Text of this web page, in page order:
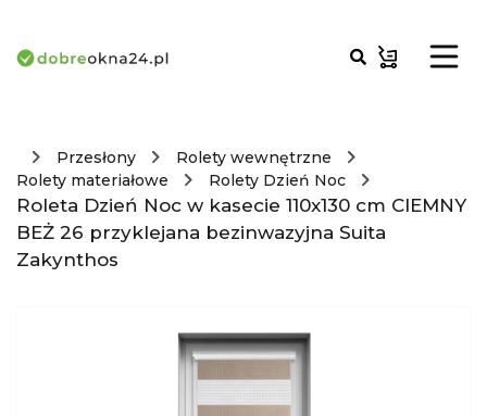
Przesłony
Rolety wewnętrzne
Rolety materiałowe
Rolety Dzień Noc
Roleta Dzień Noc w kasecie 110x130 cm CIEMNY
BEŻ 26 przyklejana bezinwazyjna Suita
Zakynthos